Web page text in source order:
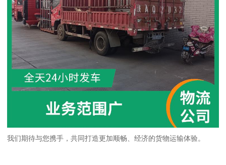
我们期待与您携手，共同打造更加顺畅、经济的货物运输体验。